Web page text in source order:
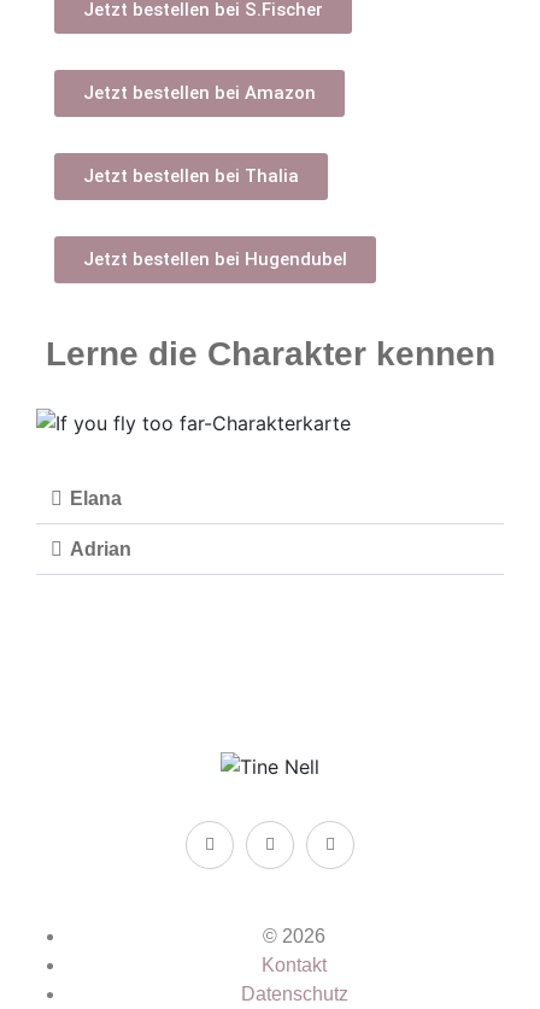
Jetzt bestellen bei S.Fischer
Jetzt bestellen bei Amazon
Jetzt bestellen bei Thalia
Jetzt bestellen bei Hugendubel
Lerne die Charakter kennen
Elana
Adrian
© 2026
Kontakt
Datenschutz